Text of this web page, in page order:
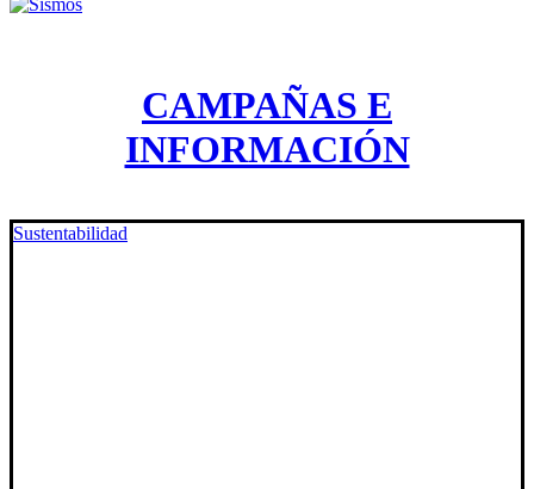
CAMPAÑAS E
INFORMACIÓN
Sustentabilidad